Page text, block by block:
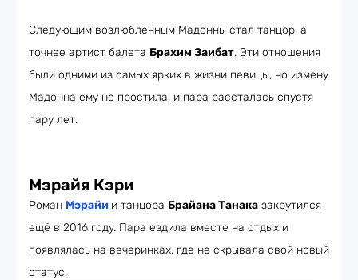
Следующим возлюбленным Мадонны стал танцор, а
точнее артист балета Брахим Заибат. Эти отношения
были одними из самых ярких в жизни певицы, но измену
Мадонна ему не простила, и пара рассталась спустя
пару лет.
Мэрайя Кэри
Роман Мэрайи и танцора Брайана Танака закрутился
ещё в 2016 году. Пара ездила вместе на отдых и
появлялась на вечеринках, где не скрывала свой новый
статус.